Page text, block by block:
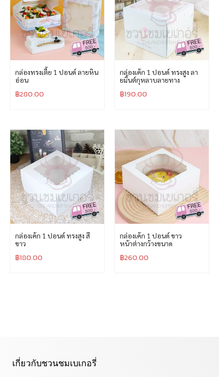
กล่องทรงเตี้ย 1 ปอนด์ ลายหิน
อ่อน
฿280.00
กล่องเค้ก 1 ปอนด์ ทรงสูง ลา
ยมิ้นต์กุหลาบลายทาง
฿190.00
กล่องเค้ก 1 ปอนด์ ทรงสูง สี
ขาว
฿180.00
กล่องเค้ก 1 ปอนด์ ขาว
หน้าต่างกว้างขนาด
฿260.00
เกี่ยวกับชวนชมเบเกอรี่